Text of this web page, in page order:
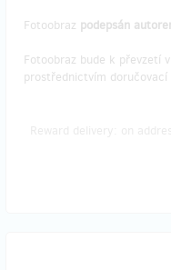
Fotoobraz podepsán
Fotoobraz bude k převzetí
prostřednictvím doručovací